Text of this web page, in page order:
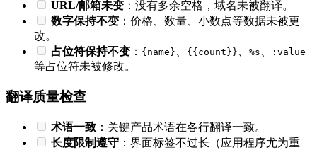
URL/邮箱未变 ：没有多余空格，域名未被翻译。
数字保持不变 ：价格、数量、小数点等数据未被更
改。
占位符保持不变 ： {name} {{count}} %s :value
等占位符未被修改。
翻译质量检查
术语一致 ：关键产品术语在各行翻译一致。
长度限制遵守 ：界面标签不过长（应用程序尤为重